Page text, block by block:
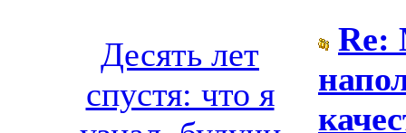
Десять лет
спустя: что я
Re: